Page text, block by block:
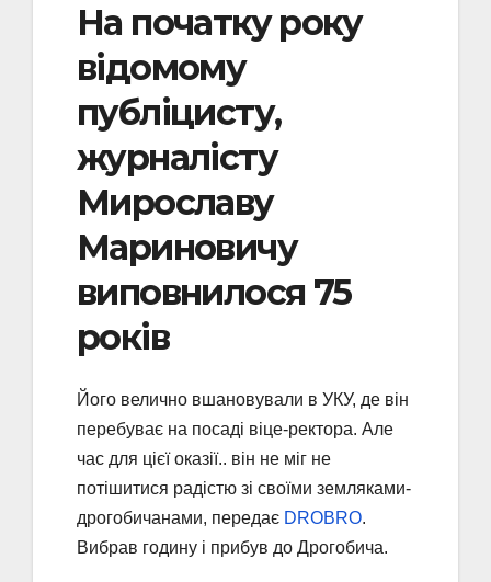
На початку року
відомому
публіцисту,
журналісту
Мирославу
Мариновичу
виповнилося 75
років
Його велично вшановували в УКУ, де він
перебуває на посаді віце-ректора. Але
час для цієї оказії.. він не міг не
потішитися радістю зі своїми земляками-
дрогобичанами, передає DROBRO.
Вибрав годину і прибув до Дрогобича.